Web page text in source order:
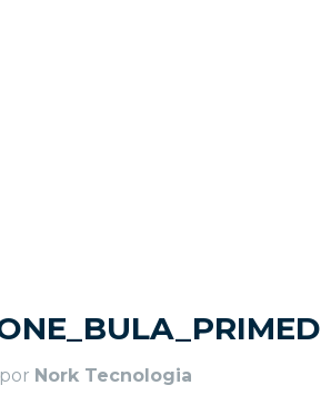
por Nork Tecnologia